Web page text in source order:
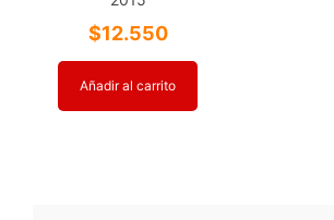
$12.550
Añadir al carrito